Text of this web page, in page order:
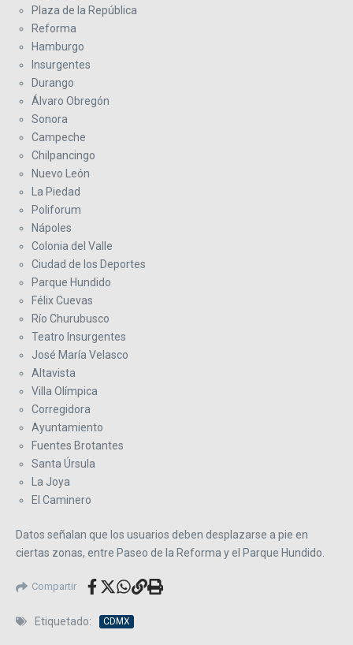
Plaza de la República
Reforma
Hamburgo
Insurgentes
Durango
Álvaro Obregón
Sonora
Campeche
Chilpancingo
Nuevo León
La Piedad
Poliforum
Nápoles
Colonia del Valle
Ciudad de los Deportes
Parque Hundido
Félix Cuevas
Río Churubusco
Teatro Insurgentes
José María Velasco
Altavista
Villa Olímpica
Corregidora
Ayuntamiento
Fuentes Brotantes
Santa Úrsula
La Joya
El Caminero
Datos señalan que los usuarios deben desplazarse a pie en
ciertas zonas, entre Paseo de la Reforma y el Parque Hundido.
Compartir
Etiquetado: CDMX